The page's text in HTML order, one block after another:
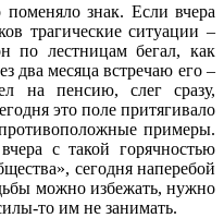
знак. Если вчера
трагические ситуации –
по лестницам бегал, как
два месяца встречаю его –
на пенсию, слег сразу,
это поле притягивало
примеры.
с такой горячностью
сегодня наперебой
можно избежать, нужно
то им не занимать.